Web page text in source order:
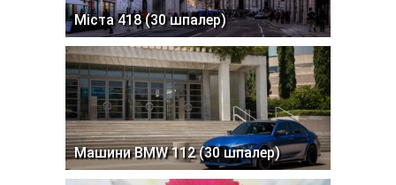
Міста 418 (30 шпалер)
Машини BMW 112 (30 шпалер)